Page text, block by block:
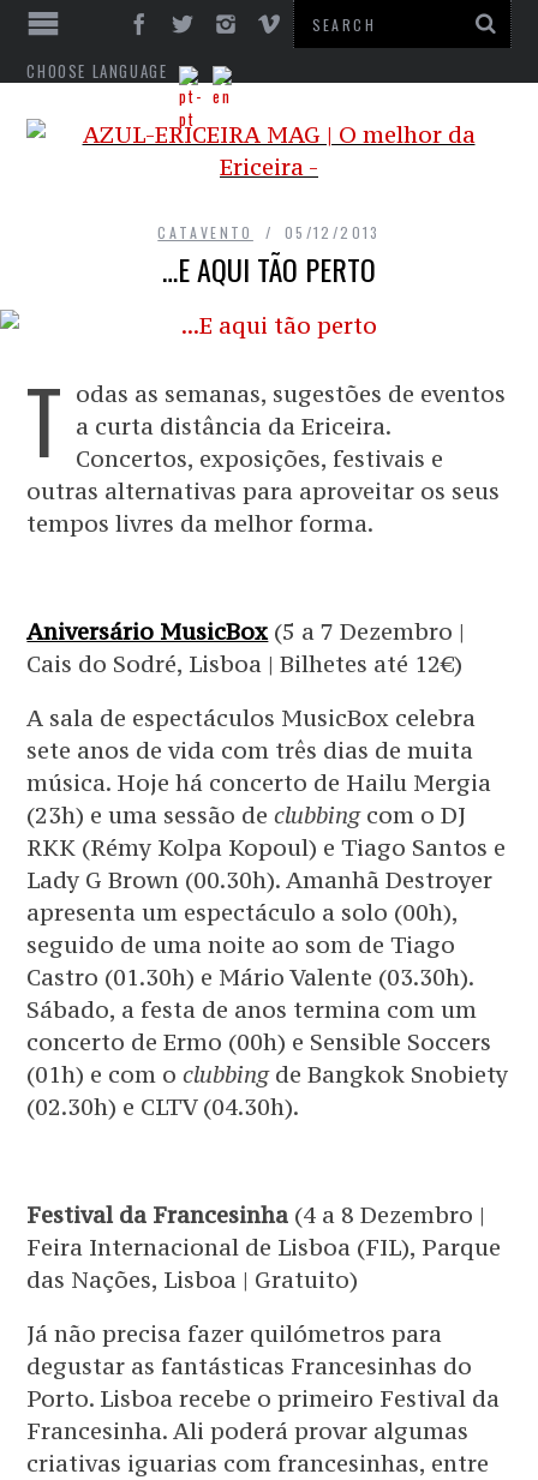
CHOOSE LANGUAGE
CATAVENTO 05/12/2013
…E AQUI TÃO PERTO
T odas as semanas, sugestões de eventos
a curta distância da Ericeira.
Concertos, exposições, festivais e
outras alternativas para aproveitar os seus
tempos livres da melhor forma.
Aniversário MusicBox (5 a 7 Dezembro |
Cais do Sodré, Lisboa | Bilhetes até 12€)
A sala de espectáculos MusicBox celebra
sete anos de vida com três dias de muita
música. Hoje há concerto de Hailu Mergia
(23h) e uma sessão declubbingcom o DJ
RKK (Rémy Kolpa Kopoul) e Tiago Santos e
Lady G Brown (00.30h). Amanhã Destroyer
apresenta um espectáculo a solo (00h),
seguido de uma noite ao som de Tiago
Castro (01.30h) e Mário Valente (03.30h).
Sábado, a festa de anos termina com um
concerto de Ermo (00h) e Sensible Soccers
(01h) e com oclubbingde Bangkok Snobiety
(02.30h) e CLTV (04.30h).
Festival da Francesinha (4 a 8 Dezembro |
Feira Internacional de Lisboa (FIL), Parque
das Nações, Lisboa | Gratuito)
Já não precisa fazer quilómetros para
degustar as fantásticas Francesinhas do
Porto. Lisboa recebe o primeiro Festival da
Francesinha. Ali poderá provar algumas
criativas iguarias com francesinhas, entre